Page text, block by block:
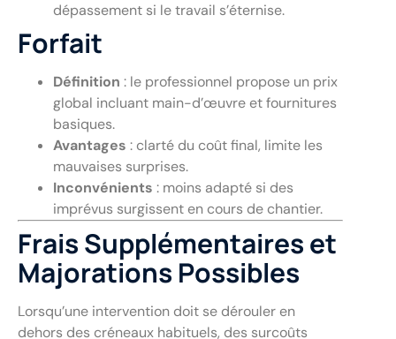
dépassement si le travail s’éternise.
Forfait
Définition : le professionnel propose un prix
global incluant main-d’œuvre et fournitures
basiques.
Avantages : clarté du coût final, limite les
mauvaises surprises.
Inconvénients : moins adapté si des
imprévus surgissent en cours de chantier.
Frais Supplémentaires et
Majorations Possibles
Lorsqu’une intervention doit se dérouler en
dehors des créneaux habituels, des surcoûts